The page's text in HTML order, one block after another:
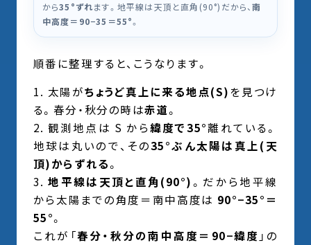
から35°ずれます。地平線は天頂と直角(90°)だから、南
中高度＝90−35＝55°。
順番に整理すると、こうなります。
太陽がちょうど真上に来る地点(S)を見つけ
る。春分・秋分の時は赤道。
観測地点は S から緯度で35°離れている。
地球は丸いので、その35°ぶん太陽は真上(天
頂)からずれる。
地平線は天頂と直角(90°)。だから地平線
から太陽までの角度＝南中高度は 90°−35°＝
55°。
これが「春分・秋分の南中高度＝90−緯度 」の